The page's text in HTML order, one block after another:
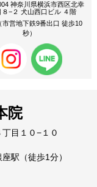
神奈川県横浜市西区北幸
８−２ 犬山西口ビル ４階
市営地下鉄9番出口 徒歩10
秒）
院
目１０−１０
駅（徒歩1分）